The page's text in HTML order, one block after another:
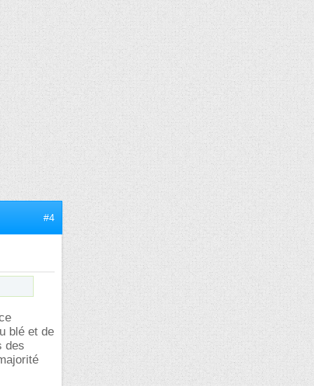
#4
blé et de
des